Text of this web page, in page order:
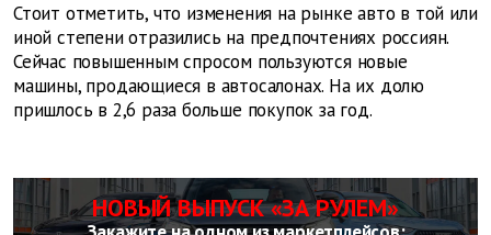
Стоит отметить, что изменения на рынке авто в той или
иной степени отразились на предпочтениях россиян.
Сейчас повышенным спросом пользуются новые
машины, продающиеся в автосалонах. На их долю
пришлось в 2,6 раза больше покупок за год.
НОВЫЙ ВЫПУСК «ЗА РУЛЕМ»